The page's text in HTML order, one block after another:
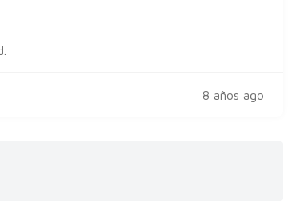
8 años ago